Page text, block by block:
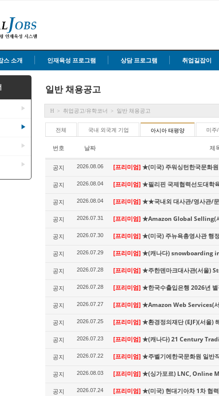
스 소개 인재육성 프로그램 상담 프로그램 취업길잡이
▶
▶
▶
▶
일반 채용공고
H > 취업공고/유학코너 > 일반 채용공고
전체 국내 외국계 기업 아시아 태평양 미주
번호 날짜 제
공지 2026.08.06 [프리미엄]★(미국) 주워싱턴한국문화
공지 2026.08.04 [프리미엄]★필리핀 국제협력선도대학
공지 2026.08.04 [프리미엄]★★국내외 대사관/영사관/
공지 2026.07.31 [프리미엄]★Amazon Global Selling(
공지 2026.07.30 [프리미엄]★(미국) 주뉴욕총영사관 행
공지 2026.07.29 [프리미엄]★(캐나다) snowboarding
공지 2026.07.28 [프리미엄]★주한덴마크대사관(서울)
공지 2026.07.28 [프리미엄]★한국수출입은행 2026년 별
공지 2026.07.27 [프리미엄]★Amazon Web Services(서
공지 2026.07.25 [프리미엄]★환경정의재단 (EJF)(서울)
공지 2026.07.23 [프리미엄]★(캐나다) 21 Century
공지 2026.07.22 [프리미엄]★주벨기에한국문화원 일반
공지 2026.08.03 [프리미엄]★(싱가포르) LNC, Online
공지 2026.07.24 [프리미엄]★(미국) 현대기아차 1차 협